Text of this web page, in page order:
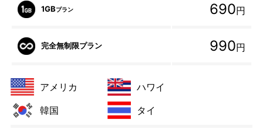
1GBプラン 690円
完全無制限プラン 990円
アメリカ
ハワイ
韓国
タイ